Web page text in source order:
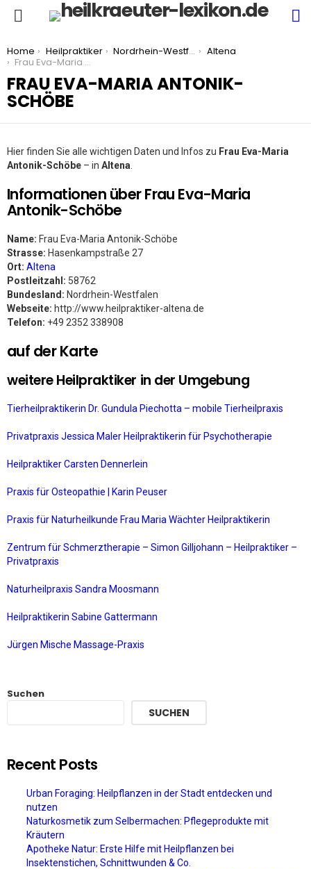
You are here:
Home Heilpraktiker Nordrhein-Westfalen
Altena
Frau Eva-Maria Antonik-Schöbe
FRAU EVA-MARIA ANTONIK-
SCHÖBE
Hier finden Sie alle wichtigen Daten und Infos zu Frau Eva-Maria
Antonik-Schöbe – in Altena
Informationen über Frau Eva-Maria
Antonik-Schöbe
Name: Frau Eva-Maria Antonik-Schöbe
Strasse: Hasenkampstraße 27
Ort: Altena
Postleitzahl: 58762
Bundesland: Nordrhein-Westfalen
Webseite: http://www.heilpraktiker-altena.de
Telefon: +49 2352 338908
auf der Karte
weitere Heilpraktiker in der Umgebung
Tierheilpraktikerin Dr. Gundula Piechotta – mobile Tierheilpraxis
Privatpraxis Jessica Maler Heilpraktikerin für Psychotherapie
Heilpraktiker Carsten Dennerlein
Praxis für Osteopathie | Karin Peuser
Praxis für Naturheilkunde Frau Maria Wächter Heilpraktikerin
Zentrum für Schmerztherapie – Simon Gilljohann – Heilpraktiker –
Privatpraxis
Naturheilpraxis Sandra Moosmann
Heilpraktikerin Sabine Gattermann
Jürgen Mische Massage-Praxis
Suchen
SUCHEN
Recent Posts
Urban Foraging: Heilpflanzen in der Stadt entdecken und
nutzen
Naturkosmetik zum Selbermachen: Pflegeprodukte mit
Kräutern
Apotheke Natur: Erste Hilfe mit Heilpflanzen bei
Insektenstichen, Schnittwunden & Co.